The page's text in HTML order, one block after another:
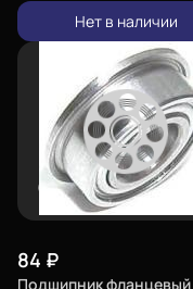
Нет в наличии
84 ₽
Подшипник фланцевый